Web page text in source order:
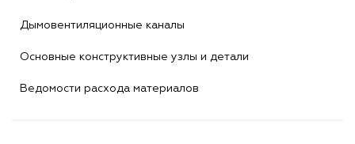
Дымовентиляционные каналы
Основные конструктивные узлы и детали
Ведомости расхода материалов